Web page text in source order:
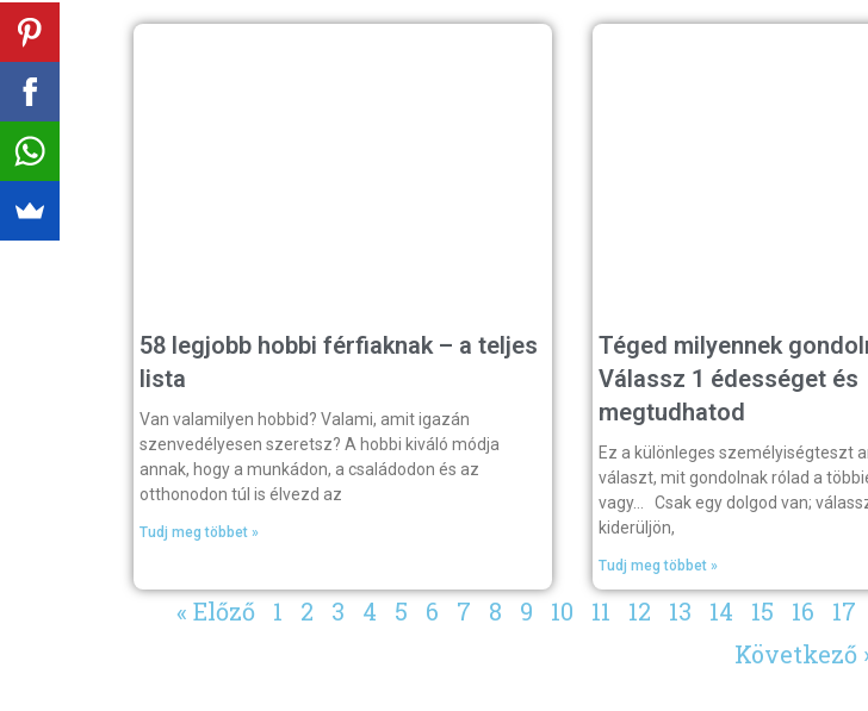
58 legjobb hobbi férfiaknak – a teljes
lista
Van valamilyen hobbid? Valami, amit igazán
szenvedélyesen szeretsz? A hobbi kiváló módja
annak, hogy a munkádon, a családodon és az
otthonodon túl is élvezd az
Tudj meg többet »
Téged milyennek
Válassz 1 édességet és
megtudhatod
Ez a különleges személyiségteszt
választ, mit gondolnak rólad a
vagy… Csak egy dolgod van;
kiderüljön,
Tudj meg többet »
« Előző 1 2 3 4 5 6 7 8 9 10 11 12 13 14 15 16 17
Következő